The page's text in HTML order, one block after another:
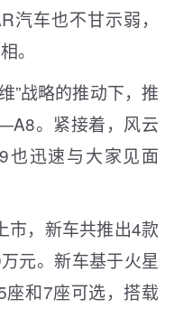
汽车也不甘示弱，
。
”战略的推动下，推
。紧接着，风云
迅速与大家见面
市，新车共推出4款
元。新车基于火星
座和7座可选，搭载